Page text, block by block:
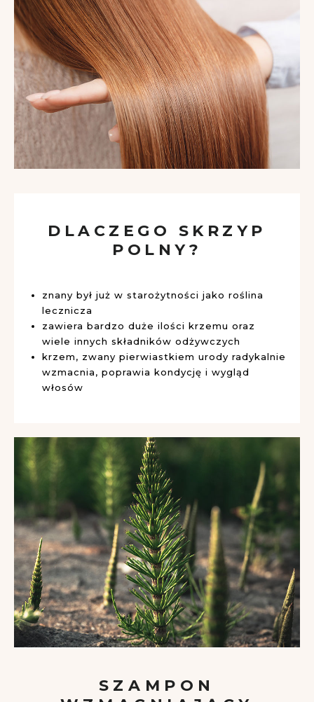
DLACZEGO SKRZYP
POLNY?
znany był już w starożytności jako roślina
lecznicza
zawiera bardzo duże ilości krzemu oraz
wiele innych składników odżywczych
krzem, zwany pierwiastkiem urody radykalnie
wzmacnia, poprawia kondycję i wygląd
włosów
SZAMPON